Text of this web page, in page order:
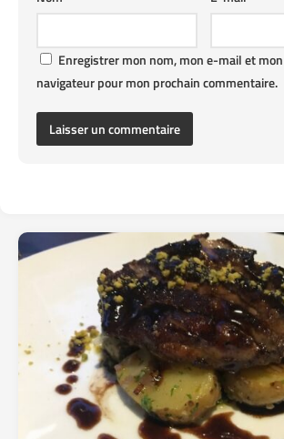
Enregistrer mon nom, mon e-mail et
navigateur pour mon prochain commentaire.